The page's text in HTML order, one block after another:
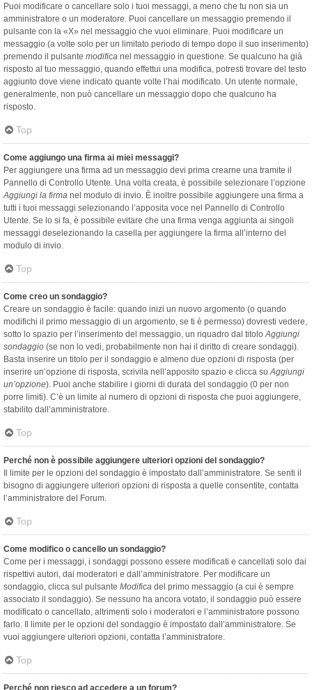
Puoi modificare o cancellare solo i tuoi messaggi, a meno che tu non sia un
amministratore o un moderatore. Puoi cancellare un messaggio premendo il
pulsante con la «X» nel messaggio che vuoi eliminare. Puoi modificare un
messaggio (a volte solo per un limitato periodo di tempo dopo il suo inserimento)
premendo il pulsante modifica nel messaggio in questione. Se qualcuno ha già
risposto al tuo messaggio, quando effettui una modifica, potresti trovare del testo
aggiunto dove viene indicato quante volte l’hai modificato. Un utente normale,
generalmente, non può cancellare un messaggio dopo che qualcuno ha
risposto.
Top
Come aggiungo una firma ai miei messaggi?
Per aggiungere una firma ad un messaggio devi prima crearne una tramite il
Pannello di Controllo Utente. Una volta creata, è possibile selezionare l’opzione
Aggiungi la firma nel modulo di invio. È inoltre possibile aggiungere una firma a
tutti i tuoi messaggi selezionando l’apposita voce nel Pannello di Controllo
Utente. Se lo si fa, è possibile evitare che una firma venga aggiunta ai singoli
messaggi deselezionando la casella per aggiungere la firma all’interno del
modulo di invio.
Top
Come creo un sondaggio?
Creare un sondaggio è facile: quando inizi un nuovo argomento (o quando
modifichi il primo messaggio di un argomento, se ti è permesso) dovresti vedere,
sotto lo spazio per l’inserimento del messaggio, un riquadro dal titoloAggiungi
sondaggio (se non lo vedi, probabilmente non hai il diritto di creare sondaggi).
Basta inserire un titolo per il sondaggio e almeno due opzioni di risposta (per
inserire un’opzione di risposta, scrivila nell’apposito spazio e clicca suAggiungi
un’opzione). Puoi anche stabilire i giorni di durata del sondaggio (0 per non
porre limiti). C’è un limite al numero di opzioni di risposta che puoi aggiungere,
stabilito dall’amministratore.
Top
Perché non è possibile aggiungere ulteriori opzioni del sondaggio?
Il limite per le opzioni del sondaggio è impostato dall’amministratore. Se senti il
bisogno di aggiungere ulteriori opzioni di risposta a quelle consentite, contatta
l’amministratore del Forum.
Top
Come modifico o cancello un sondaggio?
Come per i messaggi, i sondaggi possono essere modificati e cancellati solo dai
rispettivi autori, dai moderatori e dall’amministratore. Per modificare un
sondaggio, clicca sul pulsante Modifica del primo messaggio (a cui è sempre
associato il sondaggio). Se nessuno ha ancora votato, il sondaggio può essere
modificato o cancellato, altrimenti solo i moderatori e l’amministratore possono
farlo. Il limite per le opzioni del sondaggio è impostato dall’amministratore. Se
vuoi aggiungere ulteriori opzioni, contatta l’amministratore.
Top
Perché non riesco ad accedere a un forum?